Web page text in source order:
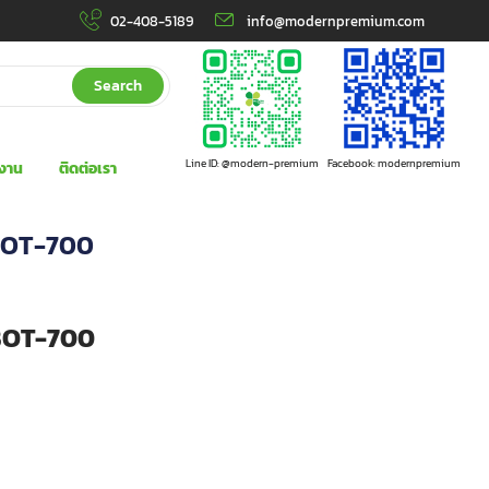
02-408-5189 info@modernpremium.com
Search
าน ติดต่อเรา Line ID: @modern-premium Facebook: modernpremium
700
700